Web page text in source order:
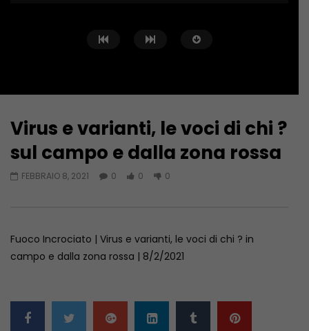
Fuoco Incrociato… in Libia
Virus e varianti, le voci di chi ?
sul campo e dalla zona rossa
FEBBRAIO 8, 2021 0 0 0
Fuoco Incrociato | Virus e varianti, le voci di chi ? in
campo e dalla zona rossa | 8/2/2021